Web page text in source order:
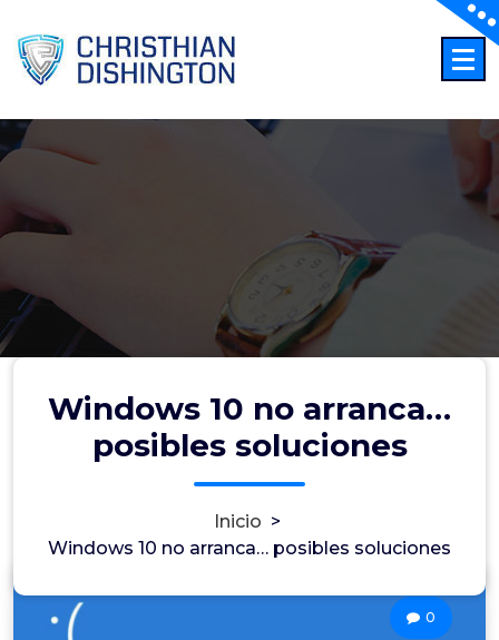
al
contenido
Windows 10 no arranca…
posibles soluciones
Inicio >
Windows 10 no arranca… posibles soluciones
0